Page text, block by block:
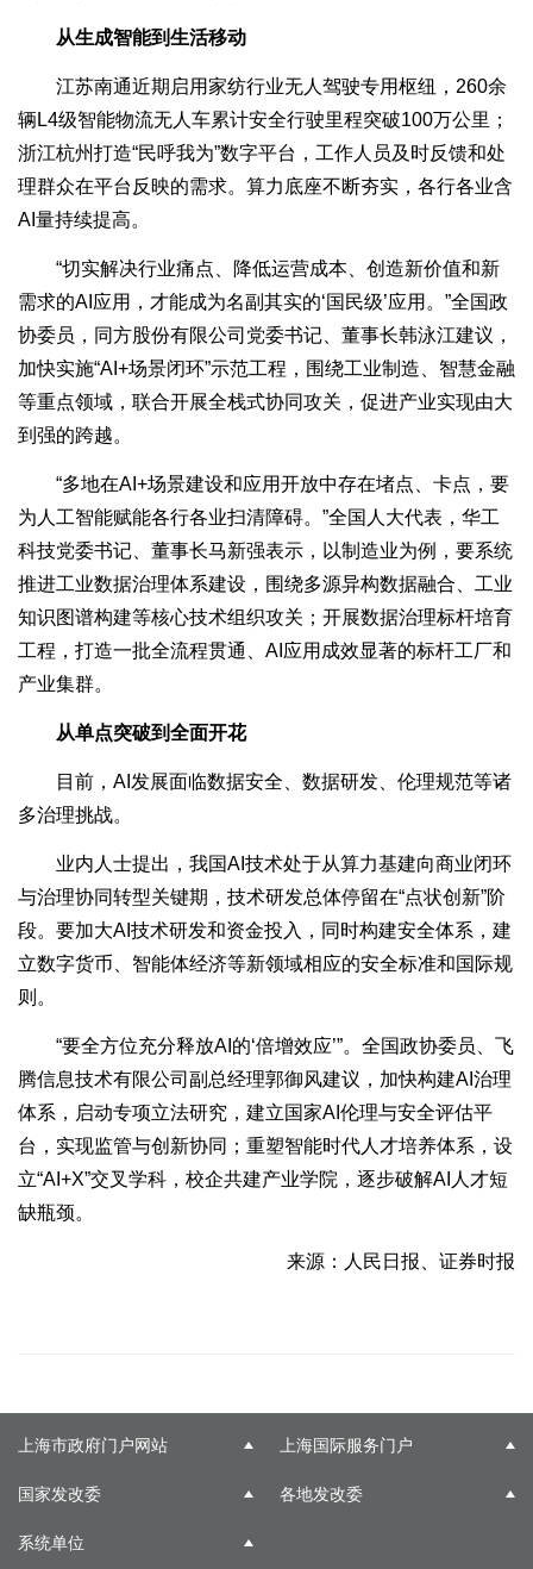
从生成智能到生活移动
江苏南通近期启用家纺行业无人驾驶专用枢纽，260余
辆L4级智能物流无人车累计安全行驶里程突破100万公里；
浙江杭州打造“民呼我为”数字平台，工作人员及时反馈和处
理群众在平台反映的需求。算力底座不断夯实，各行各业含
AI量持续提高。
“切实解决行业痛点、降低运营成本、创造新价值和新
需求的AI应用，才能成为名副其实的‘国民级’应用。”全国政
协委员，同方股份有限公司党委书记、董事长韩泳江建议，
加快实施“AI+场景闭环”示范工程，围绕工业制造、智慧金融
等重点领域，联合开展全栈式协同攻关，促进产业实现由大
到强的跨越。
“多地在AI+场景建设和应用开放中存在堵点、卡点，要
为人工智能赋能各行各业扫清障碍。”全国人大代表，华工
科技党委书记、董事长马新强表示，以制造业为例，要系统
推进工业数据治理体系建设，围绕多源异构数据融合、工业
知识图谱构建等核心技术组织攻关；开展数据治理标杆培育
工程，打造一批全流程贯通、AI应用成效显著的标杆工厂和
产业集群。
从单点突破到全面开花
目前，AI发展面临数据安全、数据研发、伦理规范等诸
多治理挑战。
业内人士提出，我国AI技术处于从算力基建向商业闭环
与治理协同转型关键期，技术研发总体停留在“点状创新”阶
段。要加大AI技术研发和资金投入，同时构建安全体系，建
立数字货币、智能体经济等新领域相应的安全标准和国际规
则。
“要全方位充分释放AI的‘倍增效应’”。全国政协委员、飞
腾信息技术有限公司副总经理郭御风建议，加快构建AI治理
体系，启动专项立法研究，建立国家AI伦理与安全评估平
台，实现监管与创新协同；重塑智能时代人才培养体系，设
立“AI+X”交叉学科，校企共建产业学院，逐步破解AI人才短
缺瓶颈。
来源：人民日报、证券时报
上海市政府门户网站 上海国际服务门户
国家发改委 各地发改委
系统单位